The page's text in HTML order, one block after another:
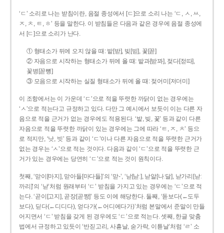
‘ㄷ’ 소리로 나는 받침이란, 음절 종성에서 [ㄷ]으로 소리 나는 ‘ㄷ, ㅅ, ㅆ,
ㅈ, ㅊ, ㅌ, ㅎ’ 등을 말한다. 이 받침들은 다음과 같은 경우에 음절 종성에
서 [ㄷ]으로 소리가 난다.
① 형태소가 뒤에 오지 않을 때: 밭[받], 빚[빋], 꽃[꼳]
② 자음으로 시작하는 형태소가 뒤에 올 때: 밭과[받꽈], 젖다[젇따],
꽃병[꼳뼝]
③ 모음으로 시작하는 실질 형태소가 뒤에 올 때: 젖어미[저더미]
이 조항에서는 이 가운데 ‘ㄷ’으로 적을 뚜렷한 까닭이 없는 경우에는
‘ㅅ’으로 적는다고 규정하고 있다. 다만 그 예시에서 보듯이 이는 다른 자
음으로 적을 근거가 없는 경우에도 적용된다. ‘밭, 빚, 꽃’ 등과 같이 다른
자음으로 적을 뚜렷한 까닭이 있는 경우에는 그에 따라 ‘ㅌ, ㅈ, ㅊ’ 등으
로 적지만, ‘낫, 빗’ 등과 같이 ‘ㄷ’이나 다른 자음으로 적을 뚜렷한 근거가
없는 경우는 ‘ㅅ’으로 적는 것이다. 다음과 같이 ‘ㄷ’으로 적을 뚜렷한 근
거가 있는 경우에는 당연히 ‘ㄷ’으로 적는 것이 원칙이다.
첫째, ‘맏이[마지], 맏아들[마다들]’의 ‘맏-’, ‘낟[낟ː], 낟알[나ː달], 낟가리[낟ː
까리]’의 ‘낟’처럼 원래부터 ‘ㄷ’ 받침을 가지고 있는 경우에는 ‘ㄷ’으로 적
는다. ‘곧이[고지], 곧장[곧짱]’ 등도 이에 해당한다. 둘째, ‘돋보다(←도두
보다), 딛다(←디디다), 얻다가(←어디에다가)’처럼 본말에서 준말이 만들
어지면서 ‘ㄷ’ 받침을 갖게 된 경우에도 ‘ㄷ’으로 적는다. 셋째, 한글 맞춤
법에서 규정하고 있듯이 ‘반짇고리, 사흗날, 숟가락, 이튿날’처럼 ‘ㄹ’ 소